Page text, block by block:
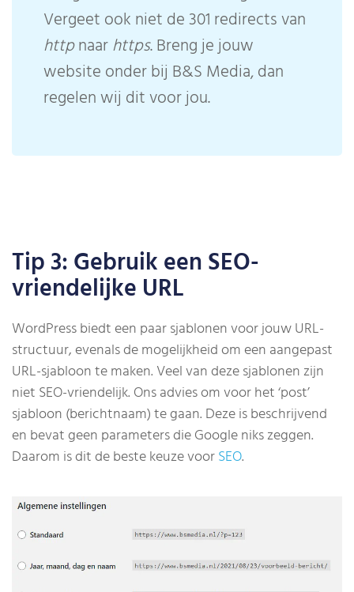
Vergeet ook niet de 301 redirects van
httpnaarhttps. Breng je jouw
website onder bij B&S Media, dan
regelen wij dit voor jou.
Tip 3: Gebruik een SEO-
vriendelijke URL
WordPress biedt een paar sjablonen voor jouw URL-
structuur, evenals de mogelijkheid om een ​​aangepast
URL-sjabloon te maken. Veel van deze sjablonen zijn
niet SEO-vriendelijk. Ons advies om voor het ‘post’
sjabloon (berichtnaam) te gaan. Deze is beschrijvend
en bevat geen parameters die Google niks zeggen.
Daarom is dit de beste keuze voorSEO.